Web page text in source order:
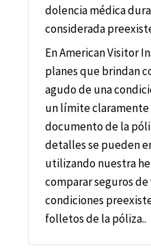
dolencia médica
considerada
En American Visitor
planes que brindan
agudo de una
un límite
documento de la
detalles se pueden
utilizando nuestra
comparar seguros
condiciones
folletos de la póliza..